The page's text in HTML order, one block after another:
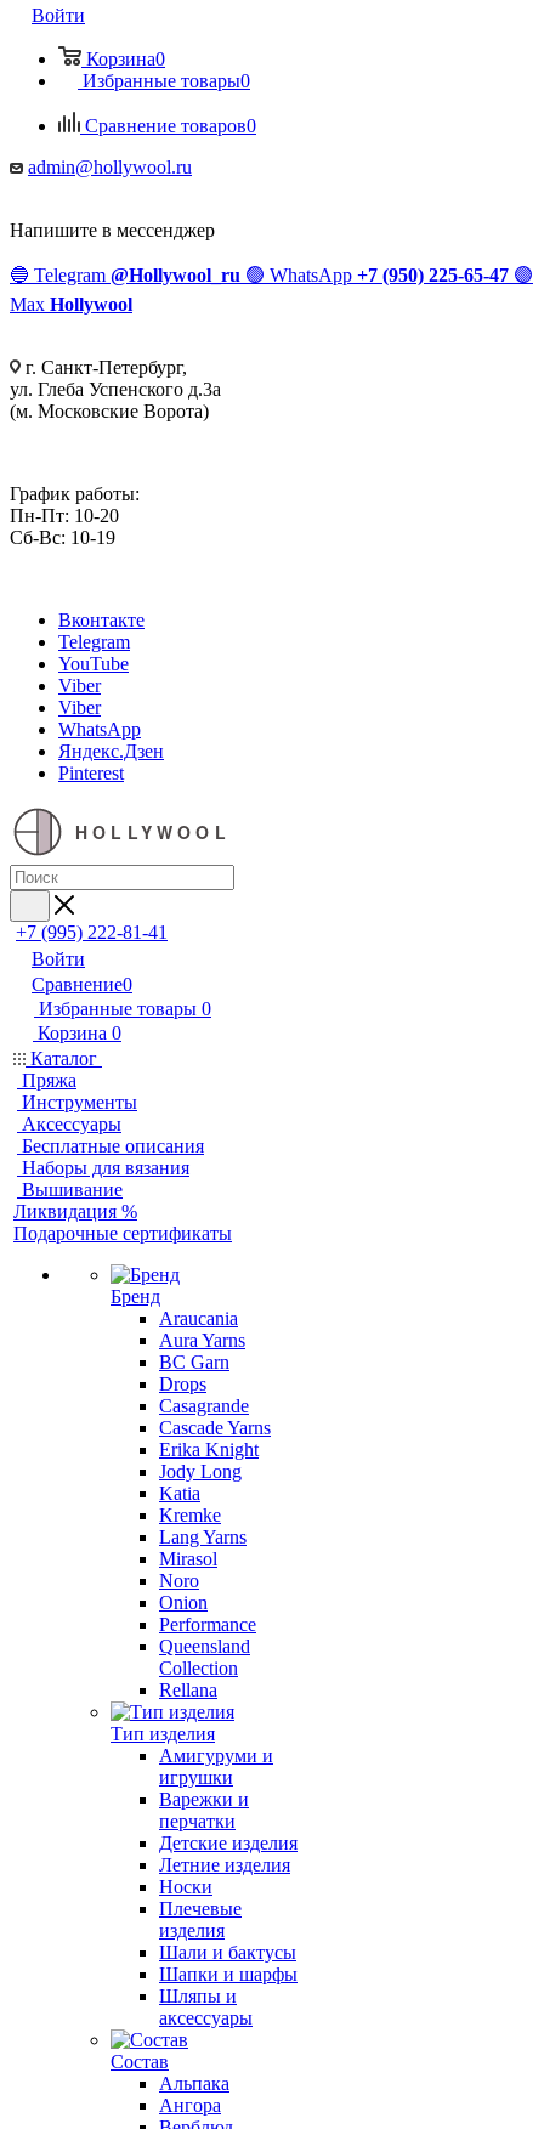
Войти
Корзина0
Избранные товары0
Сравнение товаров0
admin@hollywool.ru
Напишите в мессенджер
🔵 Telegram @Hollywool_ru 🟢 WhatsApp +7 (950) 225-65-47 🟣
Max Hollywool
г. Санкт-Петербург,
ул. Глеба Успенского д.3а
(м. Московские Ворота)
График работы:
Пн-Пт: 10-20
Сб-Вс: 10-19
Вконтакте
Telegram
YouTube
Viber
Viber
WhatsApp
Яндекс.Дзен
Pinterest
HOLLYWOOL
+7 (995) 222-81-41
Войти
Сравнение0
Избранные товары 0
Корзина 0
Каталог
Пряжа
Инструменты
Аксессуары
Бесплатные описания
Наборы для вязания
Вышивание
Ликвидация %
Подарочные сертификаты
Бренд
Araucania
Aura Yarns
BC Garn
Drops
Casagrande
Cascade Yarns
Erika Knight
Jody Long
Katia
Kremke
Lang Yarns
Mirasol
Noro
Onion
Performance
Queensland
Collection
Rellana
Тип изделия
Амигуруми и
игрушки
Варежки и
перчатки
Детские изделия
Летние изделия
Носки
Плечевые
изделия
Шали и бактусы
Шапки и шарфы
Шляпы и
аксессуары
Состав
Альпака
Ангора